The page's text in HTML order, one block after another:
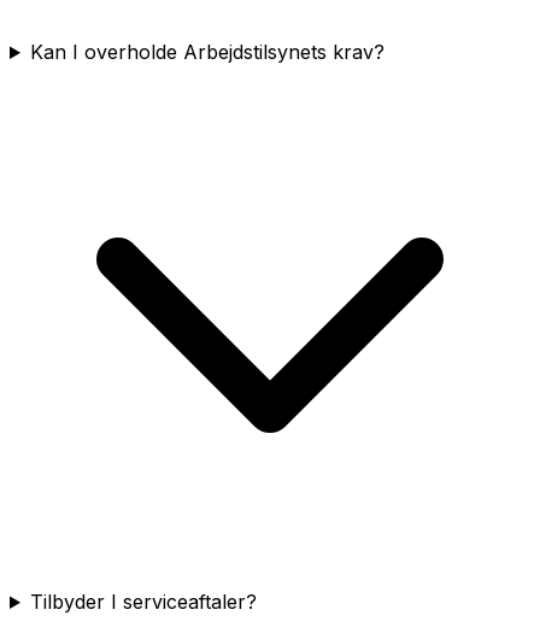
Kan I overholde Arbejdstilsynets krav?
Tilbyder I serviceaftaler?